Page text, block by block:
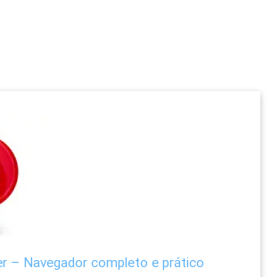
– Navegador completo e prático